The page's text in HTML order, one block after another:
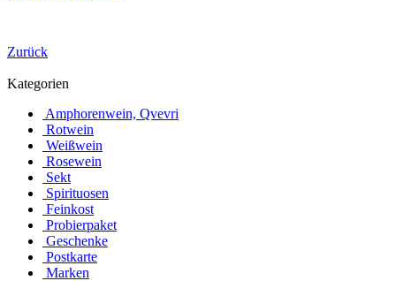
Zurück
Kategorien
Amphorenwein, Qvevri
Rotwein
Weißwein
Rosewein
Sekt
Spirituosen
Feinkost
Probierpaket
Geschenke
Postkarte
Marken